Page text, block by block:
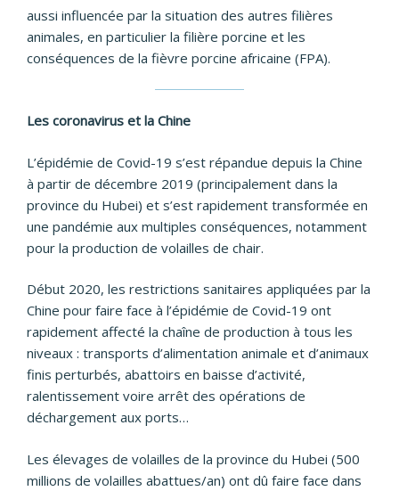
aussi influencée par la situation des autres filières
animales, en particulier la filière porcine et les
conséquences de la fièvre porcine africaine (FPA).
Les coronavirus et la Chine
L’épidémie de Covid-19 s’est répandue depuis la Chine
à partir de décembre 2019 (principalement dans la
province du Hubei) et s’est rapidement transformée en
une pandémie aux multiples conséquences, notamment
pour la production de volailles de chair.
Début 2020, les restrictions sanitaires appliquées par la
Chine pour faire face à l’épidémie de Covid-19 ont
rapidement affecté la chaîne de production à tous les
niveaux : transports d’alimentation animale et d’animaux
finis perturbés, abattoirs en baisse d’activité,
ralentissement voire arrêt des opérations de
déchargement aux ports…
Les élevages de volailles de la province du Hubei (500
millions de volailles abattues/an) ont dû faire face dans